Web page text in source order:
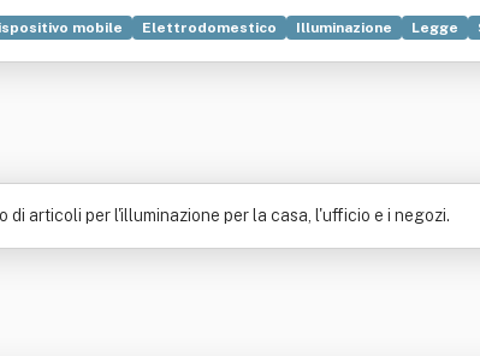
mobile Elettrodomestico Illuminazione Legge
articoli per l'illuminazione per la casa, l'ufficio e i negozi.